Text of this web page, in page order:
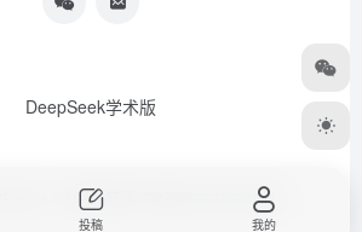
DeepSeek学术版
AIPedias｜AI导航网 浙ICP备2023026385号-3
投稿 我的